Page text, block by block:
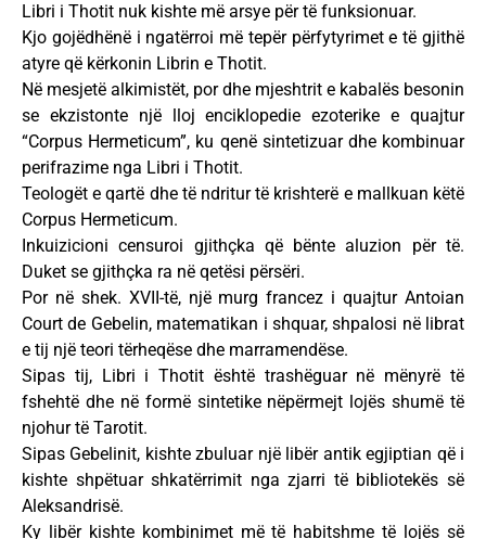
Libri i Thotit nuk kishte më arsye për të funksionuar.
Kjo gojëdhënë i ngatërroi më tepër përfytyrimet e të gjithë
atyre që kërkonin Librin e Thotit.
Në mesjetë alkimistët, por dhe mjeshtrit e kabalës besonin
se ekzistonte një lloj enciklopedie ezoterike e quajtur
“Corpus Hermeticum”, ku qenë sintetizuar dhe kombinuar
perifrazime nga Libri i Thotit.
Teologët e qartë dhe të ndritur të krishterë e mallkuan këtë
Corpus Hermeticum.
Inkuizicioni censuroi gjithçka që bënte aluzion për të.
Duket se gjithçka ra në qetësi përsëri.
Por në shek. XVII-të, një murg francez i quajtur Antoian
Court de Gebelin, matematikan i shquar, shpalosi në librat
e tij një teori tërheqëse dhe marramendëse.
Sipas tij, Libri i Thotit është trashëguar në mënyrë të
fshehtë dhe në formë sintetike nëpërmejt lojës shumë të
njohur të Tarotit.
Sipas Gebelinit, kishte zbuluar një libër antik egjiptian që i
kishte shpëtuar shkatërrimit nga zjarri të bibliotekës së
Aleksandrisë.
Ky libër kishte kombinimet më të habitshme të lojës së